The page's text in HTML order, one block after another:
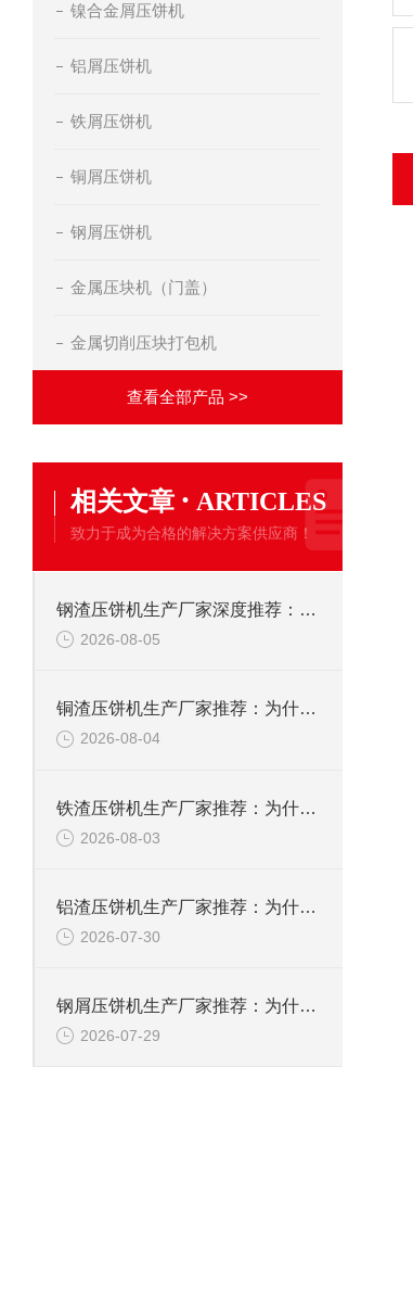
镍合金屑压饼机
铝屑压饼机
铁屑压饼机
铜屑压饼机
钢屑压饼机
金属压块机（门盖）
金属切削压块打包机
查看全部产品 >>
相关文章 · ARTICLES
致力于成为合格的解决方案供应商！
钢渣压饼机生产厂家深度推荐：为何恩派特成为高净值产线的优选
2026-08-05
铜渣压饼机生产厂家推荐：为什么恩派特成为众多企业的信赖？
2026-08-04
铁渣压饼机生产厂家推荐：为什么恩派特成为众多企业的优选？
2026-08-03
铝渣压饼机生产厂家推荐：为什么恩派特是值得信赖的选择？
2026-07-30
钢屑压饼机生产厂家推荐：为什么恩派特是您值得信赖的选择？
2026-07-29